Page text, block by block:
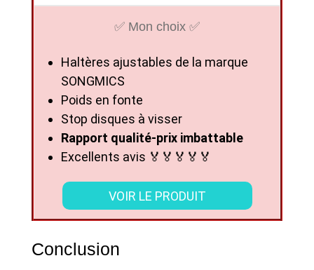
✅ Mon choix ✅
Haltères ajustables de la marque
SONGMICS
Poids en fonte
Stop disques à visser
Rapport qualité-prix imbattable
Excellents avis 🏅🏅🏅🏅🏅
VOIR LE PRODUIT
Conclusion